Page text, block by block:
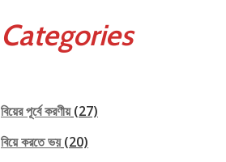
Categories
বিয়ের পূর্বে করণীয়(27)
বিয়ে করতে ভয়(20)